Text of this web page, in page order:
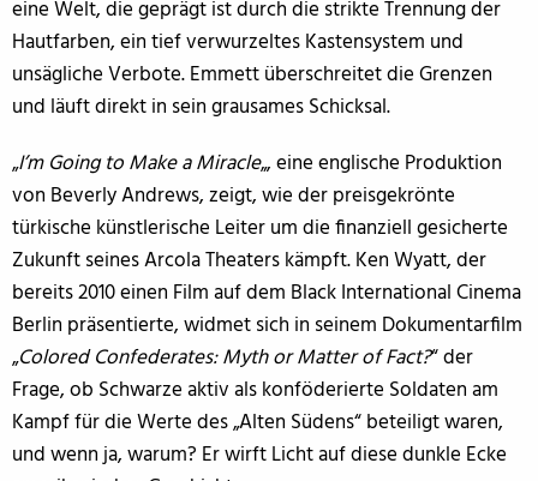
eine Welt, die geprägt ist durch die strikte Trennung der
Hautfarben, ein tief verwurzeltes Kastensystem und
unsägliche Verbote. Emmett überschreitet die Grenzen
und läuft direkt in sein grausames Schicksal.
„I’m Going to Make a Miracle„, eine englische Produktion
von Beverly Andrews, zeigt, wie der preisgekrönte
türkische künstlerische Leiter um die finanziell gesicherte
Zukunft seines Arcola Theaters kämpft. Ken Wyatt, der
bereits 2010 einen Film auf dem Black International Cinema
Berlin präsentierte, widmet sich in seinem Dokumentarfilm
„Colored Confederates: Myth or Matter of Fact?“ der
Frage, ob Schwarze aktiv als konföderierte Soldaten am
Kampf für die Werte des „Alten Südens“ beteiligt waren,
und wenn ja, warum? Er wirft Licht auf diese dunkle Ecke